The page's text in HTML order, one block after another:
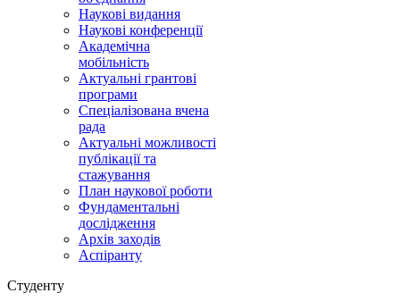
Наукові видання
Наукові конференції
Академічна
мобільність
Актуальні грантові
програми
Спеціалізована вчена
рада
Актуальні можливості
публікації та
стажування
План наукової роботи
Фундаментальні
дослідження
Архів заходів
Аспіранту
Студенту